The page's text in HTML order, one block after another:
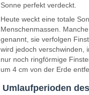
Sonne perfekt verdeckt.
Heute weckt eine totale
Menschenmassen.
genannt, sie verfolgen
wird jedoch verschwinden,
nur noch ringförmige
um 4 cm von der Erde
Umlaufperioden